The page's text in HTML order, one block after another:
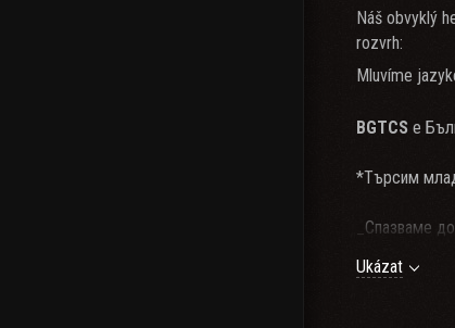
Náš obvyklý
rozvrh:
Mluvíme
BGTCS е
*Търсим
_Спазваме
Ukázat